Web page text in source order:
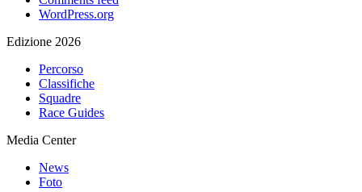
WordPress.org
Edizione 2026
Percorso
Classifiche
Squadre
Race Guides
Media Center
News
Foto